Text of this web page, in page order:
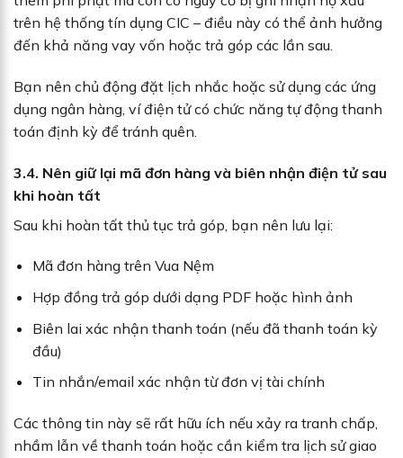
trên hệ thống tín dụng CIC – điều này có thể ảnh hưởng
đến khả năng vay vốn hoặc trả góp các lần sau.
Bạn nên chủ động đặt lịch nhắc hoặc sử dụng các ứng
dụng ngân hàng, ví điện tử có chức năng tự động thanh
toán định kỳ để tránh quên.
3.4. Nên giữ lại mã đơn hàng và biên nhận điện tử sau
khi hoàn tất
Sau khi hoàn tất thủ tục trả góp, bạn nên lưu lại:
Mã đơn hàng trên Vua Nệm
Hợp đồng trả góp dưới dạng PDF hoặc hình ảnh
Biên lai xác nhận thanh toán (nếu đã thanh toán kỳ
đầu)
Tin nhắn/email xác nhận từ đơn vị tài chính
Các thông tin này sẽ rất hữu ích nếu xảy ra tranh chấp,
nhầm lẫn về thanh toán hoặc cần kiểm tra lịch sử giao